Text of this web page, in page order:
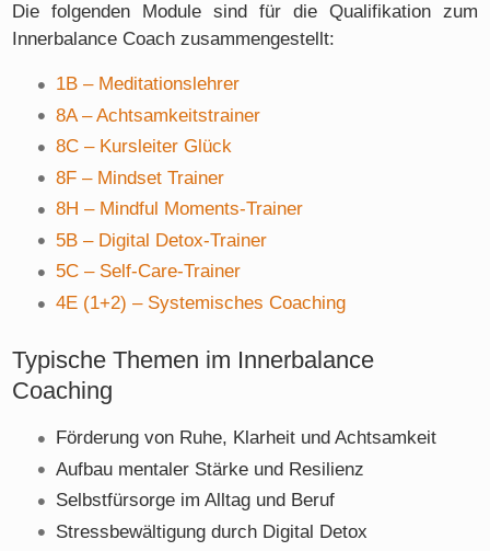
Die folgenden Module sind für die Qualifikation zum
Innerbalance Coach zusammengestellt:
1B – Meditationslehrer
8A – Achtsamkeitstrainer
8C – Kursleiter Glück
8F – Mindset Trainer
8H – Mindful Moments-Trainer
5B – Digital Detox-Trainer
5C – Self-Care-Trainer
4E (1+2) – Systemisches Coaching
Typische Themen im Innerbalance
Coaching
Förderung von Ruhe, Klarheit und Achtsamkeit
Aufbau mentaler Stärke und Resilienz
Selbstfürsorge im Alltag und Beruf
Stressbewältigung durch Digital Detox